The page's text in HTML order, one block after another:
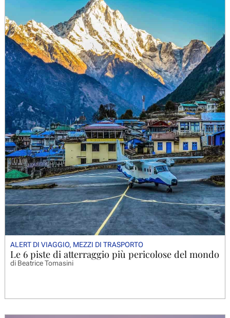
ALERT DI VIAGGIO, MEZZI DI TRASPORTO
Le 6 piste di atterraggio più pericolose del mondo
diBeatrice Tomasini